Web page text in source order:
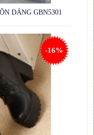
DÁNG GBN5301
-16%